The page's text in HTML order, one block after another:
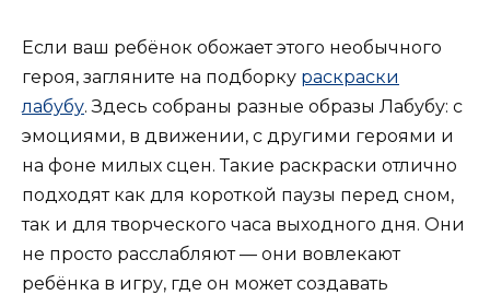
Если ваш ребёнок обожает этого необычного
героя, загляните на подборку раскраски
лабубу. Здесь собраны разные образы Лабубу: с
эмоциями, в движении, с другими героями и
на фоне милых сцен. Такие раскраски отлично
подходят как для короткой паузы перед сном,
так и для творческого часа выходного дня. Они
не просто расслабляют — они вовлекают
ребёнка в игру, где он может создавать